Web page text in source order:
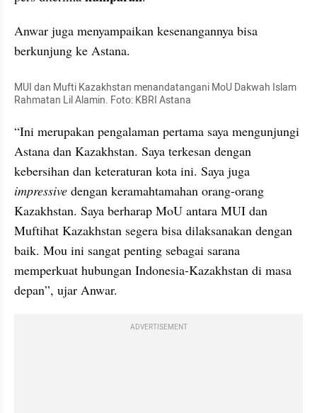
Anwar juga menyampaikan kesenangannya bisa
berkunjung ke Astana.
MUI dan Mufti Kazakhstan menandatangani MoU Dakwah Islam
Rahmatan Lil Alamin. Foto: KBRI Astana
“Ini merupakan pengalaman pertama saya mengunjungi
Astana dan Kazakhstan. Saya terkesan dengan
impressive dengan keramahtamahan orang-orang
Kazakhstan. Saya berharap MoU antara MUI dan
Muftihat Kazakhstan segera bisa dilaksanakan dengan
baik. Mou ini sangat penting sebagai sarana
memperkuat hubungan Indonesia-Kazakhstan di masa
depan”, ujar Anwar.
ADVERTISEMENT